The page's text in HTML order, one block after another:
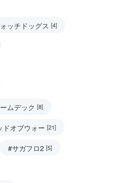
ッチドッグス [4]
ムデック [8]
ドオブウォー [21]
#サガフロ2 [5]